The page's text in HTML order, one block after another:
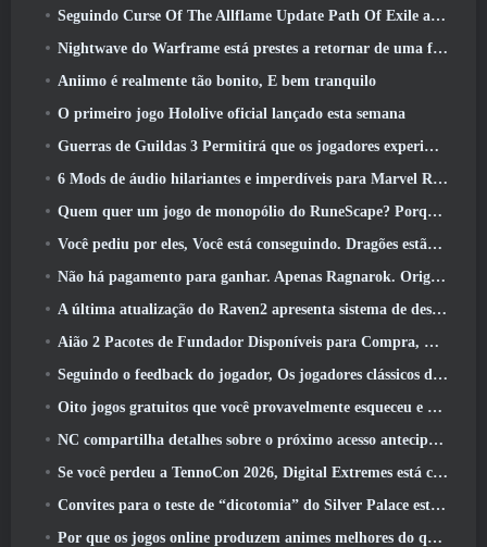
Seguindo Curse Of The Allflame Update Path Of Exile anuncia várias mudanças com base no feedback
Nightwave do Warframe está prestes a retornar de uma forma chocante
Aniimo é realmente tão bonito, E bem tranquilo
O primeiro jogo Hololive oficial lançado esta semana
Guerras de Guildas 3 Permitirá que os jogadores experimentem o mundo de Tyria antes que os Elder Dragons acordem
6 Mods de áudio hilariantes e imperdíveis para Marvel Rivals
Quem quer um jogo de monopólio do RuneScape? Porque um está a caminho
Você pediu por eles, Você está conseguindo. Dragões estão chegando a Albion Online
Não há pagamento para ganhar. Apenas Ragnarok. Origin Classic é lançado em julho 23
A última atualização do Raven2 apresenta sistema de despertar de habilidades, Oferecendo aos jogadores mais maneiras de aprimorar suas habilidades
Aião 2 Pacotes de Fundador Disponíveis para Compra, Completo com cinco dias de acesso antecipado
Seguindo o feedback do jogador, Os jogadores clássicos de League Of Legends não terão que pagar por skins clássicas
Oito jogos gratuitos que você provavelmente esqueceu e que fazem parte do Steam’s Train Fest
NC compartilha detalhes sobre o próximo acesso antecipado do Aion 2
Se você perdeu a TennoCon 2026, Digital Extremes está compartilhando todos os painéis
Convites para o teste de “dicotomia” do Silver Palace estão sendo enviados
Por que os jogos online produzem animes melhores do que os jogos de anime